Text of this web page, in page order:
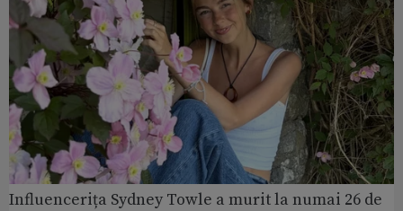
Influencerița Sydney Towle a murit la numai 26 de